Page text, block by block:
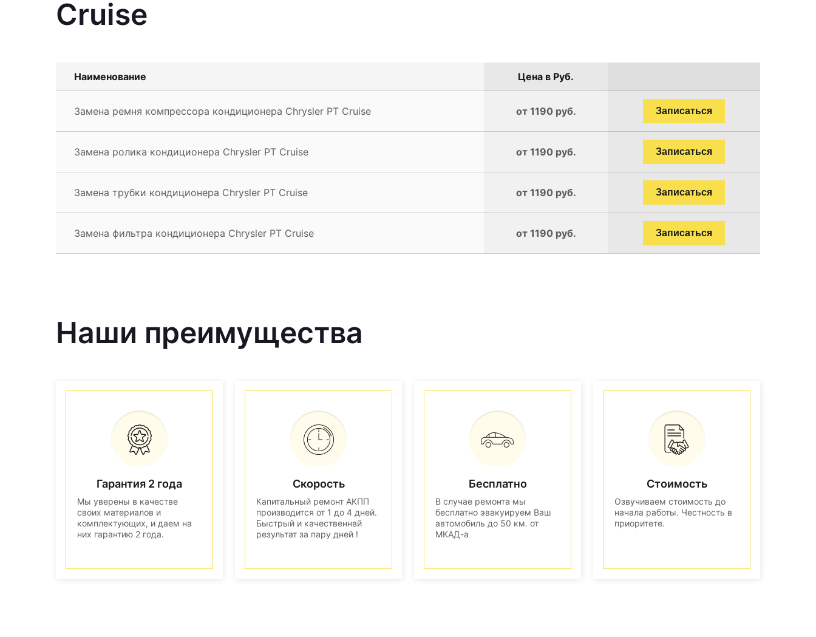
Cruise
Наименование Цена в Руб.
Замена ремня компрессора кондиционера Chrysler PT Cruise от 1190 руб. Записаться
Замена ролика кондиционера Chrysler PT Cruise от 1190 руб. Записаться
Замена трубки кондиционера Chrysler PT Cruise от 1190 руб. Записаться
Замена фильтра кондиционера Chrysler PT Cruise от 1190 руб. Записаться
Наши преимущества
Гарантия 2 года
Мы уверены в качестве
своих материалов и
комплектующих, и даем на
них гарантию 2 года.
Скорость
Капитальный ремонт АКПП
производится от 1 до 4 дней.
Быстрый и качественнвй
результат за пару дней !
Бесплатно
В случае ремонта мы
бесплатно эвакуируем Ваш
автомобиль до 50 км. от
МКАД-а
Стоимость
Озвучиваем стоимость до
начала работы. Честность в
приоритете.